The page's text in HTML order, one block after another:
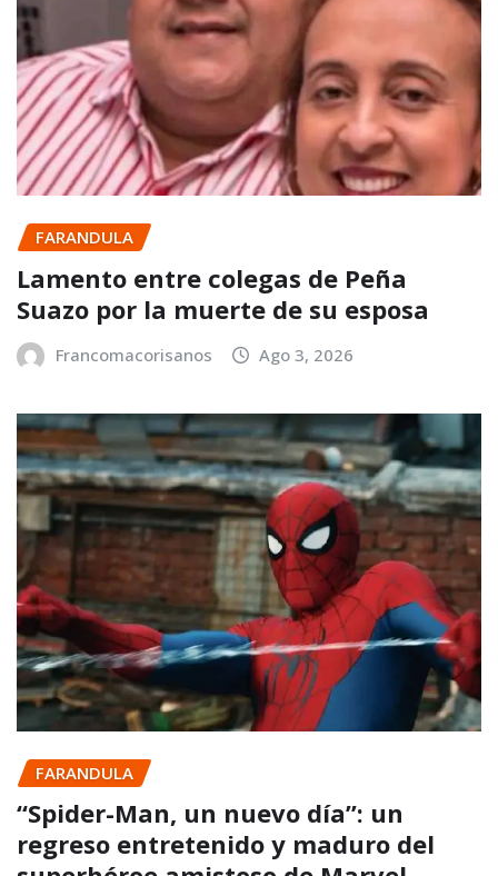
FARANDULA
Lamento entre colegas de Peña
Suazo por la muerte de su esposa
Francomacorisanos Ago 3, 2026
FARANDULA
“Spider-Man, un nuevo día”: un
regreso entretenido y maduro del